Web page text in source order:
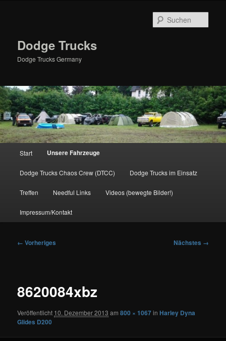
Dodge Trucks
Dodge Trucks Germany
Start Unsere Fahrzeuge
Dodge Trucks Chaos Crew (DTCC) Dodge Trucks im Einsatz
Treffen Needful Links Videos (bewegte Bilder!)
Impressum/Kontakt
Bilder-
← Vorheriges Nächstes →
8620084xbz
Veröffentlicht 10. Dezember 2013 am800 × 1067inHarley Dyna
Glides D200